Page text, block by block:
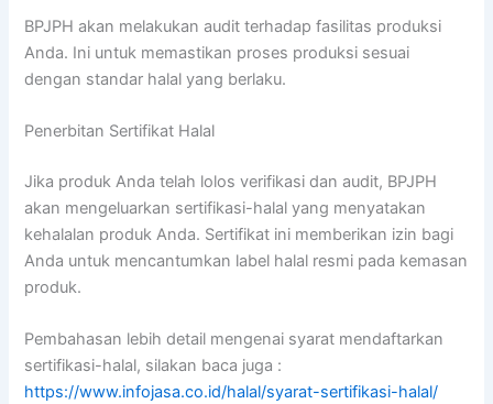
BPJPH akan melakukan audit terhadap fasilitas produksi
Anda. Ini untuk memastikan proses produksi sesuai
dengan standar halal yang berlaku.
Penerbitan Sertifikat Halal
Jika produk Anda telah lolos verifikasi dan audit, BPJPH
akan mengeluarkan sertifikasi-halal yang menyatakan
kehalalan produk Anda. Sertifikat ini memberikan izin bagi
Anda untuk mencantumkan label halal resmi pada kemasan
produk.
Pembahasan lebih detail mengenai syarat mendaftarkan
sertifikasi-halal, silakan baca juga :
https://www.infojasa.co.id/halal/syarat-sertifikasi-halal/